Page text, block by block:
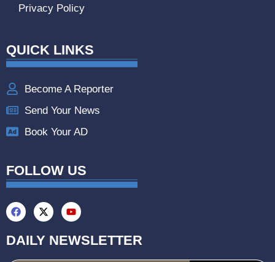
Privacy Policy
QUICK LINKS
Become A Reporter
Send Your News
Book Your AD
FOLLOW US
DAILY NEWSLETTER